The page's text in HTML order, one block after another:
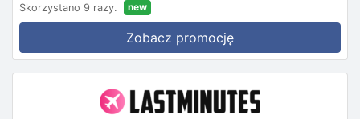
Skorzystano 9 razy.
new
Zobacz promocję